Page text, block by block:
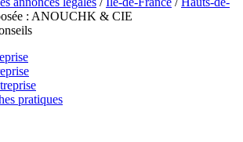
: ANOUCHK & CIE
pratiques